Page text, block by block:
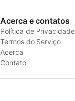
Acerca e contatos
Política de Privacidade
Termos do Serviço
Acerca
Contato